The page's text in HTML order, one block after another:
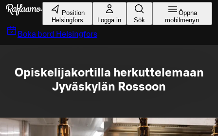
Gå till huvudinnehållet
Position
Helsingfors
Logga in Sök
Öppna
mobilmenyn
Boka bord Helsingfors
Opiskelijakortilla herkuttelemaan
Jyväskylän Rossoon